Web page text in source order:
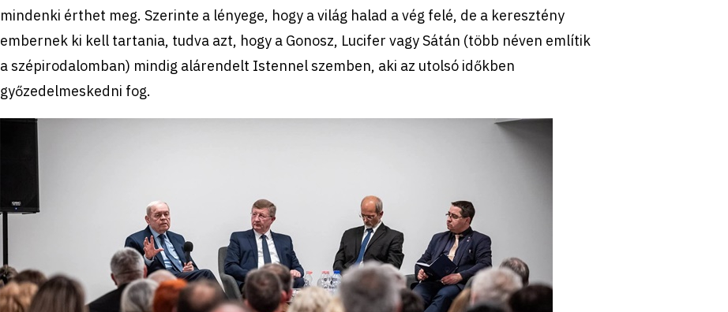
mindenki érthet meg. Szerinte a lényege, hogy a világ halad a vég felé, de a keresztény
embernek ki kell tartania, tudva azt, hogy a Gonosz, Lucifer vagy Sátán (több néven említik
a szépirodalomban) mindig alárendelt Istennel szemben, aki az utolsó időkben
győzedelmeskedni fog.